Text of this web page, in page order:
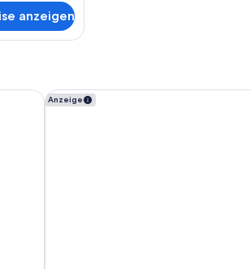
anzeigen
Anzeige
Steigenberger Golf Resort El Gouna